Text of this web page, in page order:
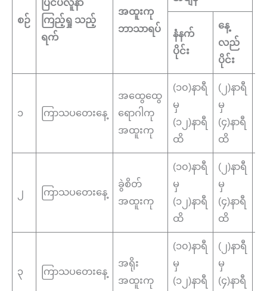
စဉ်
ပြင်ပလူနာ
ကြည့်ရှု သည့်
ရက်
အထူးကု
ဘာသာရပ်
နံနက်
ပိုင်း
နေ့
လည်
ပိုင်း
၁ ကြာသပတေးနေ့
အထွေထွေ
ရောဂါကု
အထူးကု
(၁၀)နာရီ
မှ
(၁၂)နာရီ
ထိ
(၂)နာရီ
မှ
(၄)နာရီ
ထိ
၂ ကြာသပတေးနေ့
ခွဲစိတ်
အထူးကု
(၁၀)နာရီ
မှ
(၁၂)နာရီ
ထိ
(၂)နာရီ
မှ
(၄)နာရီ
ထိ
၃ ကြာသပတေးနေ့
အရိုး
အထူးကု
(၁၀)နာရီ
မှ
(၁၂)နာရီ
(၂)နာရီ
မှ
(၄)နာရီ